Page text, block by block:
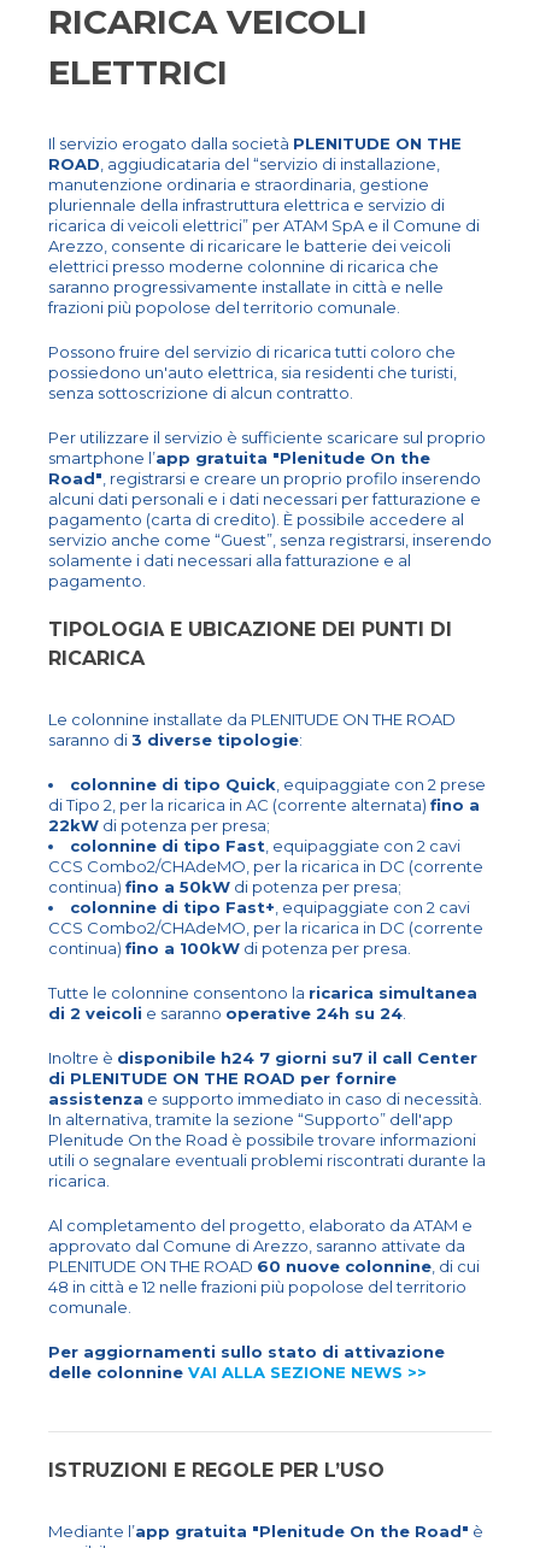
RICARICA VEICOLI
ELETTRICI
Il servizio erogato dalla società PLENITUDE ON THE
ROAD , aggiudicataria del “servizio di installazione,
manutenzione ordinaria e straordinaria, gestione
pluriennale della infrastruttura elettrica e servizio di
ricarica di veicoli elettrici” per ATAM SpA e il Comune di
Arezzo, consente di ricaricare le batterie dei veicoli
elettrici presso moderne colonnine di ricarica che
saranno progressivamente installate in città e nelle
frazioni più popolose del territorio comunale.
Possono fruire del servizio di ricarica tutti coloro che
possiedono un'auto elettrica, sia residenti che turisti,
senza sottoscrizione di alcun contratto.
Per utilizzare il servizio è sufficiente scaricare sul proprio
smartphone l’app gratuita "Plenitude On the
Road" , registrarsi e creare un proprio profilo inserendo
alcuni dati personali e i dati necessari per fatturazione e
pagamento (carta di credito). È possibile accedere al
servizio anche come “Guest”, senza registrarsi, inserendo
solamente i dati necessari alla fatturazione e al
pagamento.
TIPOLOGIA E UBICAZIONE DEI PUNTI DI
RICARICA
Le colonnine installate da PLENITUDE ON THE ROAD
saranno di3 diverse tipologie:
colonnine di tipo Quick , equipaggiate con 2 prese
di Tipo 2, per la ricarica in AC (corrente alternata) fino a
22kW di potenza per presa;
colonnine di tipo Fast , equipaggiate con 2 cavi
CCS Combo2/CHAdeMO, per la ricarica in DC (corrente
continua) fino a 50kW di potenza per presa;
colonnine di tipo Fast+ , equipaggiate con 2 cavi
CCS Combo2/CHAdeMO, per la ricarica in DC (corrente
continua) fino a 100kW di potenza per presa.
Tutte le colonnine consentono la ricarica simultanea
di 2 veicoli e saranno operative 24h su 24
Inoltre è disponibile h24 7 giorni su7 il call Center
di PLENITUDE ON THE ROAD per fornire
assistenza e supporto immediato in caso di necessità.
In alternativa, tramite la sezione “Supporto” dell'app
Plenitude On the Road è possibile trovare informazioni
utili o segnalare eventuali problemi riscontrati durante la
ricarica.
Al completamento del progetto, elaborato da ATAM e
approvato dal Comune di Arezzo, saranno attivate da
PLENITUDE ON THE ROAD 60 nuove colonnine , di cui
48 in città e 12 nelle frazioni più popolose del territorio
comunale.
Per aggiornamenti sullo stato di attivazione
delle colonnine VAI ALLA SEZIONE NEWS >>
ISTRUZIONI E REGOLE PER L’USO
Mediante l’app gratuita "Plenitude On the Road" è